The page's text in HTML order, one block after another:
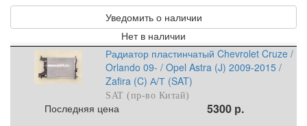
Уведомить о наличии
Нет в наличии
Радиатор пластинчатый Chevrolet Cruze /
Orlando 09- / Opel Astra (J) 2009-2015 /
Zafira (C) А/Т (SAT)
SAT (пр-во Китай)
Последняя цена 5300 р.